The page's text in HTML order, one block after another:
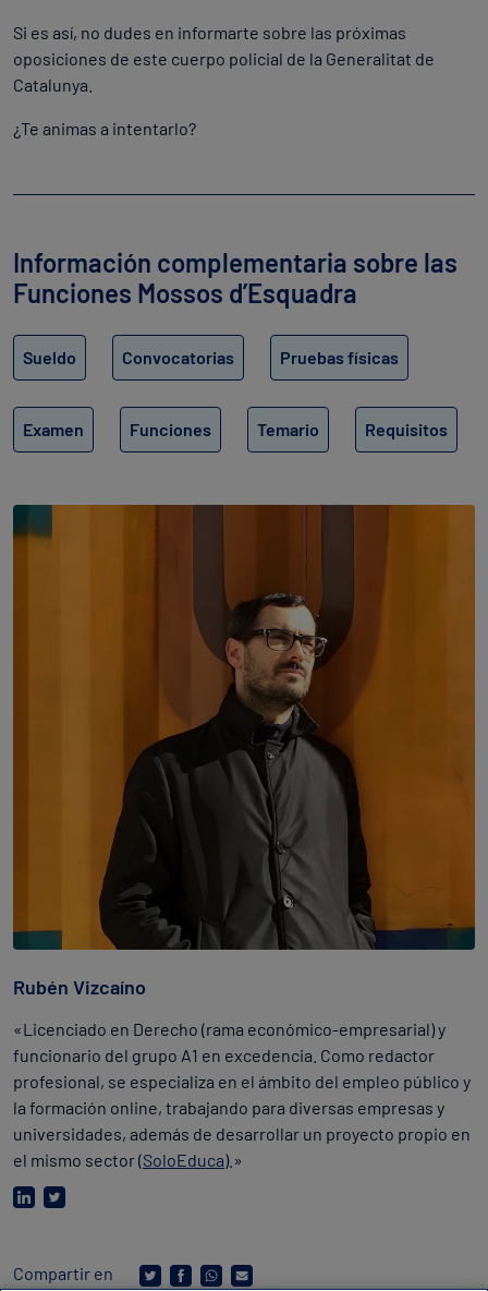
Si es así, no dudes en informarte sobre las próximas
oposiciones de este cuerpo policial de la Generalitat de
Catalunya.
¿Te animas a intentarlo?
Información complementaria sobre las
Funciones Mossos d’Esquadra
Sueldo Convocatorias Pruebas físicas
Examen Funciones Temario Requisitos
Rubén Vizcaíno
«Licenciado en Derecho (rama económico-empresarial) y
funcionario del grupo A1 en excedencia. Como redactor
profesional, se especializa en el ámbito del empleo público y
la formación online, trabajando para diversas empresas y
universidades, además de desarrollar un proyecto propio en
el mismo sector (SoloEduca).»
Compartir en